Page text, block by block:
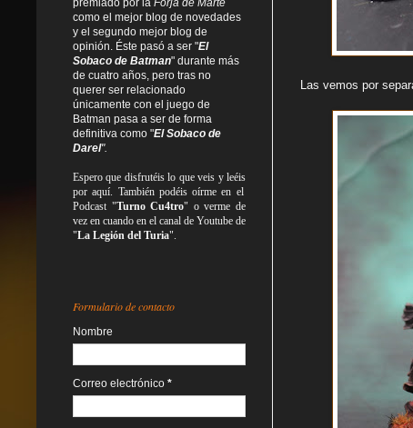
Las vemos por
premiado por la Forja de Marte
como el mejor blog de novedades
y el segundo mejor blog de
opinión. Éste pasó a ser "El
Sobaco de Batman" durante más
de cuatro años, pero tras no
querer ser relacionado
únicamente con el juego de
Batman pasa a ser de forma
definitiva como "El Sobaco de
Darel".
Espero que disfrutéis lo queveis yleéis
por aquí. También podéis oírme en el
Podcast "Turno Cu4tro" o verme de
vez en cuando en el canal de Youtube de
"La Legión del Turia".
Formulario de contacto
Nombre
Correo electrónico *